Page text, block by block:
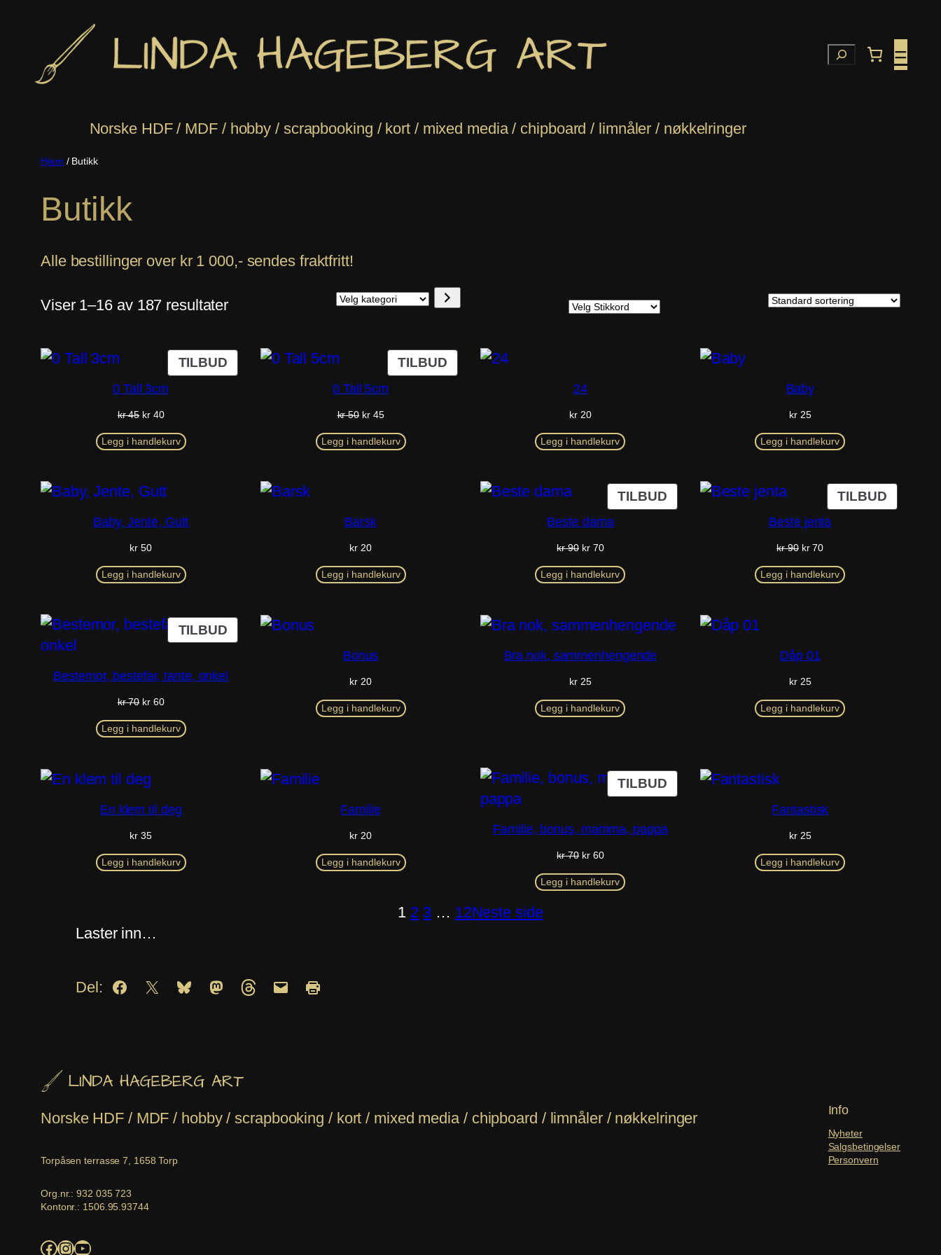
Søk =
Norske HDF / MDF / hobby / scrapbooking / kort / mixed media / chipboard / limnåler / nøkkelringer
Hjem / Butikk
Butikk
Alle bestillinger over kr 1 000,- sendes fraktfritt!
Viser 1–16 av 187 resultater
Velg
Emner
TILBUDPRODUKT
PÅ
0 Tall 3cm
kr45 Opprinnelig
var:
kr 45.
kr40Nåværende
er:
kr 40.
Legg i handlekurv
TILBUDPRODUKT
PÅ
0 Tall 5cm
kr50 Opprinnelig
var:
kr 50.
kr45Nåværende
er:
kr 45.
Legg i handlekurv
24
kr20
Legg i handlekurv
Baby
kr25
Legg i handlekurv
Baby, Jente, Gutt
kr 50
Legg i handlekurv
Barsk
kr 20
Legg i handlekurv
TILBUDPRODUKT
PÅ
Beste dama
kr90 Opprinnelig
var:
kr 90.
kr70Nåværende
er:
kr 70.
Legg i handlekurv
TILBUD
PÅ
Beste jenta
kr90 Opprinnelig
var:
kr 90.
kr70Nåværende
er:
kr 70.
Legg i handlekurv
TILBUDPRODUKT
PÅ
Bestemor, bestefar, tante, onkel
kr70 Opprinnelig
var:
kr 70.
kr60Nåværende
er:
kr 60.
Legg i handlekurv
Bonus
kr 20
Legg i handlekurv
Bra nok, sammenhengende
kr25
Legg i handlekurv
Dåp 01
kr25
Legg i handlekurv
En klem til deg
kr 35
Legg i handlekurv
Familie
kr 20
Legg i handlekurv
TILBUDPRODUKT
PÅ
Familie, bonus, mamma, pappa
kr70 Opprinnelig
var:
kr 70.
kr60Nåværende
er:
kr 60.
Legg i handlekurv
Fantastisk
kr25
Legg i handlekurv
1 2 3 … 12Neste side
Laster inn…
Del:
Norske HDF / MDF / hobby / scrapbooking / kort / mixed media / chipboard / limnåler / nøkkelringer
Torpåsen terrasse 7, 1658 Torp
Org.nr.: 932 035 723
Kontonr.: 1506.95.93744
Facebook
Instagram
YouTube
Info
Nyheter
Salgsbetingelser
Personvern